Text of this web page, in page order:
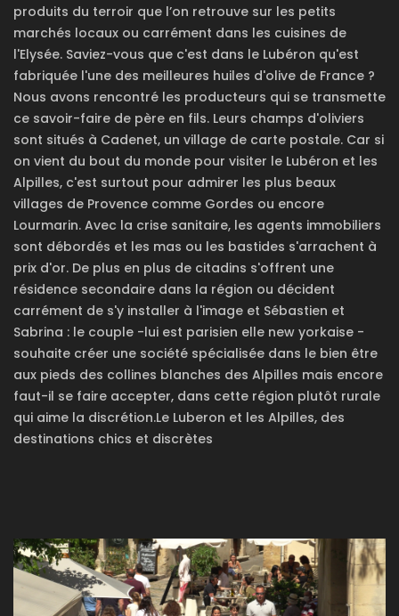
produits du terroir que l’on retrouve sur les petits
marchés locaux ou carrément dans les cuisines de
l'Elysée. Saviez-vous que c'est dans le Lubéron qu'est
fabriquée l'une des meilleures huiles d'olive de France ?
Nous avons rencontré les producteurs qui se transmette
ce savoir-faire de père en fils. Leurs champs d'oliviers
sont situés à Cadenet, un village de carte postale. Car si
on vient du bout du monde pour visiter le Lubéron et les
Alpilles, c'est surtout pour admirer les plus beaux
villages de Provence comme Gordes ou encore
Lourmarin. Avec la crise sanitaire, les agents immobiliers
sont débordés et les mas ou les bastides s'arrachent à
prix d'or. De plus en plus de citadins s'offrent une
résidence secondaire dans la région ou décident
carrément de s'y installer à l'image et Sébastien et
Sabrina : le couple -lui est parisien elle new yorkaise -
souhaite créer une société spécialisée dans le bien être
aux pieds des collines blanches des Alpilles mais encore
faut-il se faire accepter, dans cette région plutôt rurale
qui aime la discrétion.Le Luberon et les Alpilles, des
destinations chics et discrètes